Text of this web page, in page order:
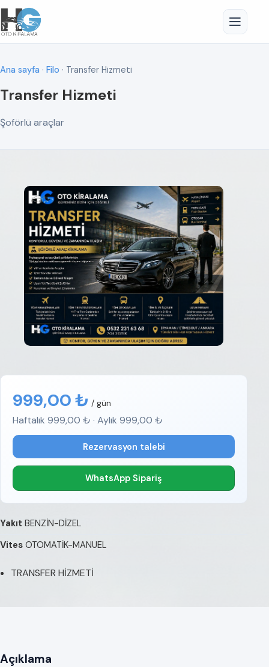
Ana sayfa · Filo · Transfer Hizmeti
Transfer Hizmeti
Şoförlü araçlar
999,00 ₺ / gün
Haftalık 999,00 ₺ · Aylık 999,00 ₺
Rezervasyon talebi
WhatsApp Sipariş
Yakıt BENZİN-DİZEL
Vites OTOMATİK-MANUEL
TRANSFER HİZMETİ
Açıklama